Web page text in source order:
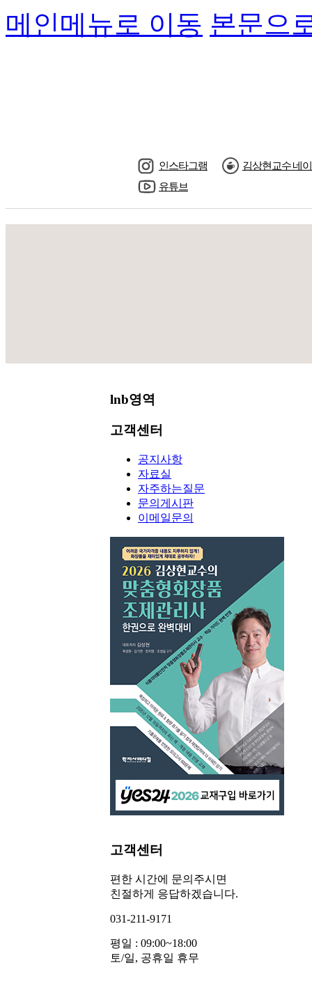
메인메뉴로 이동 본문으
인스타그램
김상현교수 네
유튜브
lnb영역
고객센터
공지사항
자료실
자주하는질문
문의게시판
이메일문의
고객센터
편한 시간에 문의주시면
친절하게 응답하겠습니다.
031-211-9171
평일 : 09:00~18:00
토/일, 공휴일 휴무